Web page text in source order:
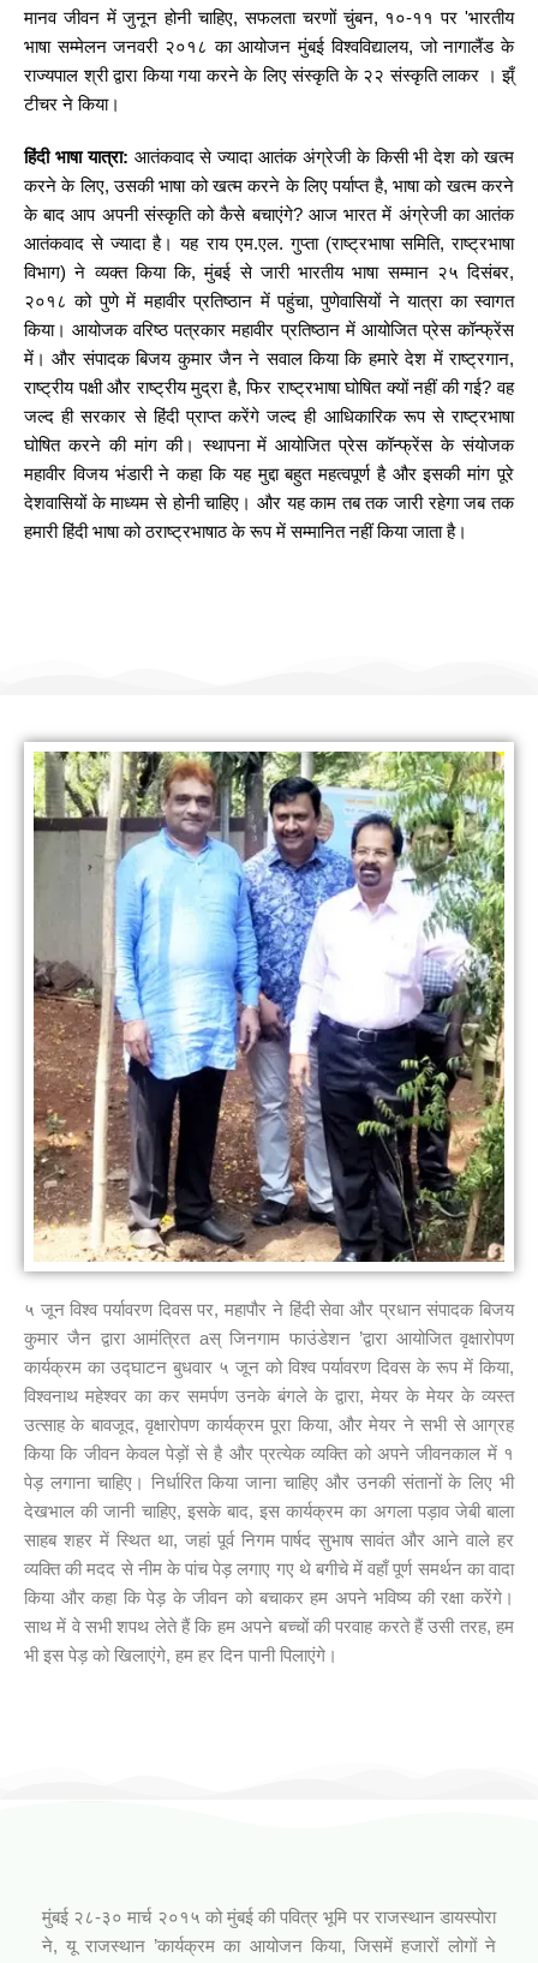
मानव जीवन में जुनून होनी चाहिए, सफलता चरणों चुंबन, १०-११ पर 'भारतीय
भाषा सम्मेलन जनवरी २०१८ का आयोजन मुंबई विश्वविद्यालय, जो नागालैंड के
राज्यपाल श्री द्वारा किया गया करने के लिए संस्कृति के २२ संस्कृति लाकर । झ्ँ
टीचर ने किया।
हिंदी भाषा यात्रा: आतंकवाद से ज्यादा आतंक अंग्रेजी के किसी भी देश को खत्म
करने के लिए, उसकी भाषा को खत्म करने के लिए पर्याप्त है, भाषा को खत्म करने
के बाद आप अपनी संस्कृति को कैसे बचाएंगे? आज भारत में अंग्रेजी का आतंक
आतंकवाद से ज्यादा है। यह राय एम.एल. गुप्ता (राष्ट्रभाषा समिति, राष्ट्रभाषा
विभाग) ने व्यक्त किया कि, मुंबई से जारी भारतीय भाषा सम्मान २५ दिसंबर,
२०१८ को पुणे में महावीर प्रतिष्ठान में पहुंचा, पुणेवासियों ने यात्रा का स्वागत
किया। आयोजक वरिष्ठ पत्रकार महावीर प्रतिष्ठान में आयोजित प्रेस कॉन्फ्रेंस
में। और संपादक बिजय कुमार जैन ने सवाल किया कि हमारे देश में राष्ट्रगान,
राष्ट्रीय पक्षी और राष्ट्रीय मुद्रा है, फिर राष्ट्रभाषा घोषित क्यों नहीं की गई? वह
जल्द ही सरकार से हिंदी प्राप्त करेंगे जल्द ही आधिकारिक रूप से राष्ट्रभाषा
घोषित करने की मांग की। स्थापना में आयोजित प्रेस कॉन्फ्रेंस के संयोजक
महावीर विजय भंडारी ने कहा कि यह मुद्दा बहुत महत्वपूर्ण है और इसकी मांग पूरे
देशवासियों के माध्यम से होनी चाहिए। और यह काम तब तक जारी रहेगा जब तक
हमारी हिंदी भाषा को ठराष्ट्रभाषाठ के रूप में सम्मानित नहीं किया जाता है।
५ जून विश्व पर्यावरण दिवस पर, महापौर ने हिंदी सेवा और प्रधान संपादक बिजय
कुमार जैन द्वारा आमंत्रित aस् जिनगाम फाउंडेशन ’द्वारा आयोजित वृक्षारोपण
कार्यक्रम का उद्घाटन बुधवार ५ जून को विश्व पर्यावरण दिवस के रूप में किया,
विश्वनाथ महेश्वर का कर समर्पण उनके बंगले के द्वारा, मेयर के मेयर के व्यस्त
उत्साह के बावजूद, वृक्षारोपण कार्यक्रम पूरा किया, और मेयर ने सभी से आग्रह
किया कि जीवन केवल पेड़ों से है और प्रत्येक व्यक्ति को अपने जीवनकाल में १
पेड़ लगाना चाहिए। निर्धारित किया जाना चाहिए और उनकी संतानों के लिए भी
देखभाल की जानी चाहिए, इसके बाद, इस कार्यक्रम का अगला पड़ाव जेबी बाला
साहब शहर में स्थित था, जहां पूर्व निगम पार्षद सुभाष सावंत और आने वाले हर
व्यक्ति की मदद से नीम के पांच पेड़ लगाए गए थे बगीचे में वहाँ पूर्ण समर्थन का वादा
किया और कहा कि पेड़ के जीवन को बचाकर हम अपने भविष्य की रक्षा करेंगे।
साथ में वे सभी शपथ लेते हैं कि हम अपने बच्चों की परवाह करते हैं उसी तरह, हम
भी इस पेड़ को खिलाएंगे, हम हर दिन पानी पिलाएंगे।
मुंबई २८-३० मार्च २०१५ को मुंबई की पवित्र भूमि पर राजस्थान डायस्पोरा
ने, यू राजस्थान ’कार्यक्रम का आयोजन किया, जिसमें हजारों लोगों ने